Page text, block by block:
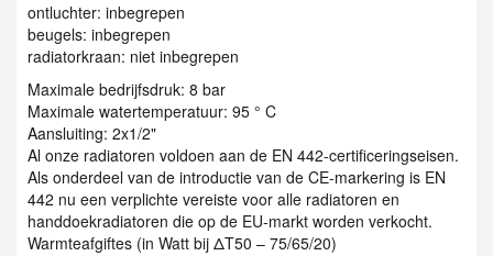
ontluchter: inbegrepen
beugels: inbegrepen
radiatorkraan: niet inbegrepen
Maximale bedrijfsdruk: 8 bar
Maximale watertemperatuur: 95 ° C
Aansluiting: 2x1/2"
Al onze radiatoren voldoen aan de EN 442-certificeringseisen.
Als onderdeel van de introductie van de CE-markering is EN
442 nu een verplichte vereiste voor alle radiatoren en
handdoekradiatoren die op de EU-markt worden verkocht.
Warmteafgiftes (in Watt bij ΔT50 – 75/65/20)